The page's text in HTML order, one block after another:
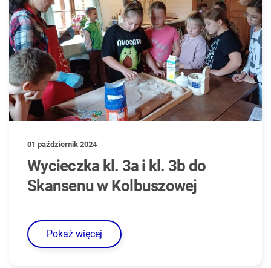
01 październik 2024
Wycieczka kl. 3a i kl. 3b do
Skansenu w Kolbuszowej
Pokaż więcej